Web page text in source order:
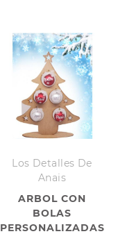
Los Detalles De
Anais
ARBOL CON
BOLAS
PERSONALIZADAS